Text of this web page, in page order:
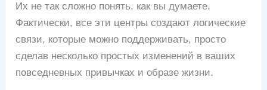
Их не так сложно понять, как вы думаете.
Фактически, все эти центры создают логические
связи, которые можно поддерживать, просто
сделав несколько простых изменений в ваших
повседневных привычках и образе жизни.